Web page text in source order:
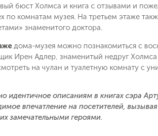
бюст Холмса и книга с отзывами и
по комнатам музея. На третьем этаже
знаменитого доктора.
дома-музея можно познакомиться с
Ирен Адлер, знаменитый недруг
на чулан и туалетную комнату с
идентичное описаниям в книгах сэра
впечатление на посетителей,
замечательными героями.